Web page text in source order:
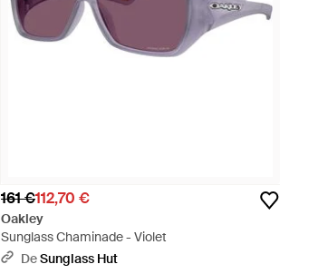
161 €112,70 €
Oakley
Sunglass Chaminade - Violet
DeSunglass Hut